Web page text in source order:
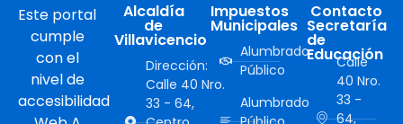
Este portal
cumple
con el
nivel de
accesibilidad
Alcaldía
de
Villavicencio
Dirección:
Calle 40 Nro.
33 - 64,
Impuestos
Municipales
Alumbrado
Público
Alumbrado
Contacto
Secretaría
de
Educación
Calle
40 Nro.
33 -
64,